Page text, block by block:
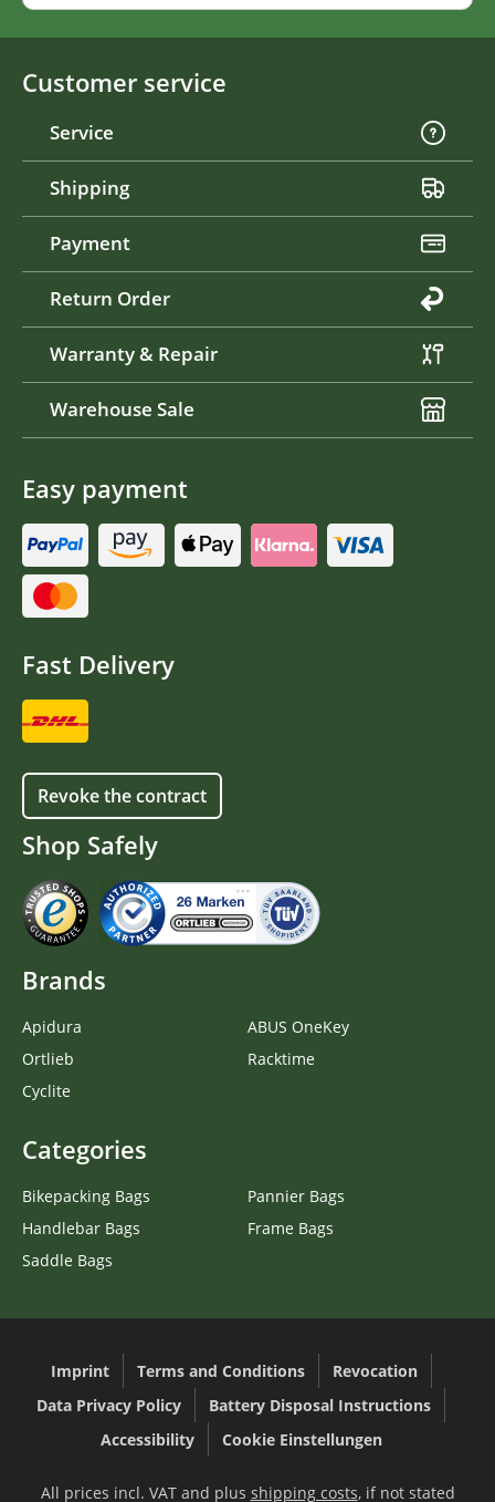
Customer service
Service
Shipping
Payment
Return Order
Warranty & Repair
Warehouse Sale
Easy payment
Fast Delivery
Revoke the contract
Shop Safely
Brands
Apidura
Ortlieb
Cyclite
ABUS OneKey
Racktime
Categories
Bikepacking Bags
Handlebar Bags
Saddle Bags
Pannier Bags
Frame Bags
Imprint Terms and Conditions
Revocation
Data Privacy Policy
Battery Disposal Instructions
Accessibility
Cookie Einstellungen
All prices incl. VAT and plus shipping costs, if not stated